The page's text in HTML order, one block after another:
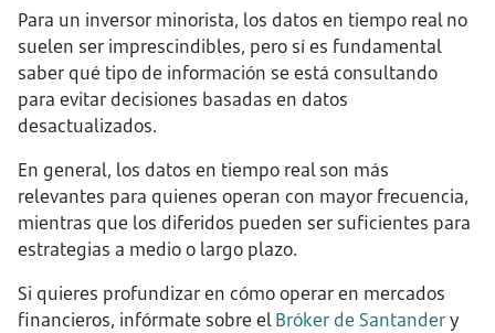
Para un inversor minorista, los datos en tiempo real no
suelen ser imprescindibles, pero sí es fundamental
saber qué tipo de información se está consultando
para evitar decisiones basadas en datos
desactualizados.
En general, los datos en tiempo real son más
relevantes para quienes operan con mayor frecuencia,
mientras que los diferidos pueden ser suficientes para
estrategias a medio o largo plazo.
Si quieres profundizar en cómo operar en mercados
financieros, infórmate sobre elBróker de Santandery